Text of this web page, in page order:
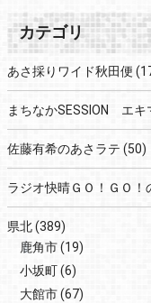
カテゴリ
あさ採りワイド秋田便
まちなかSESSION エキ
佐藤有希のあさラテ (50)
ラジオ快晴ＧＯ！ＧＯ！
県北(389)
鹿角市(19)
小坂町(6)
大館市(67)